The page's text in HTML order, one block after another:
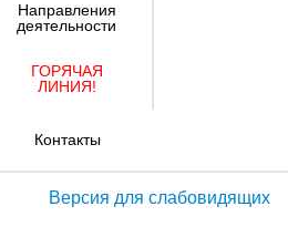
Направления
деятельности
ГОРЯЧАЯ
ЛИНИЯ!
Контакты
Версия для слабовидящих